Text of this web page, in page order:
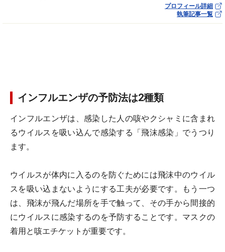
プロフィール詳細
執筆記事一覧
インフルエンザの予防法は2種類
インフルエンザは、感染した人の咳やクシャミに含まれ
るウイルスを吸い込んで感染する「飛沫感染」でうつり
ます。
ウイルスが体内に入るのを防ぐためには飛沫中のウイル
スを吸い込まないようにする工夫が必要です。もう一つ
は、飛沫が飛んだ場所を手で触って、その手から間接的
にウイルスに感染するのを予防することです。マスクの
着用と咳エチケットが重要です。